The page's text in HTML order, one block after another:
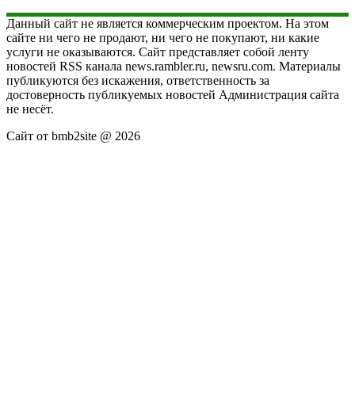
Данный сайт не является коммерческим проектом. На этом
сайте ни чего не продают, ни чего не покупают, ни какие
услуги не оказываются. Сайт представляет собой ленту
новостей RSS канала news.rambler.ru, newsru.com. Материалы
публикуются без искажения, ответственность за
достоверность публикуемых новостей Администрация сайта
не несёт.
Сайт от bmb2site @ 2026